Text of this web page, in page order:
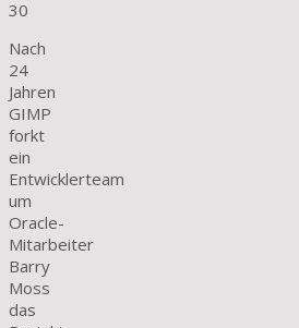
30
Nach
24
Jahren
GIMP
forkt
ein
Entwicklerteam
um
Oracle-
Mitarbeiter
Barry
Moss
das